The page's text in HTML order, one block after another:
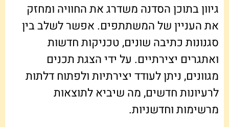
גיוון בתוכן הסדנה משדרג את החוויה ומחזק
את העניין של המשתתפים. אפשר לשלב בין
סגנונות כתיבה שונים, טכניקות חדשות
ואתגרים יצירתיים. על ידי הצגת תכנים
מגוונים, ניתן לעודד יצירתיות ולפתוח דלתות
לרעיונות חדשים, מה שיביא לתוצאות
מרשימות וחדשניות.